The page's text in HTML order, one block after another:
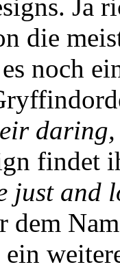
Ja
die
noch
daring,
findet
just and
dem